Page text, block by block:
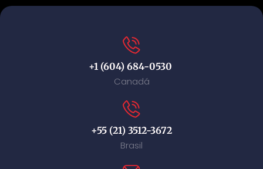
+1 (604) 684-0530
Canadá
+55 (21) 3512-3672
Brasil